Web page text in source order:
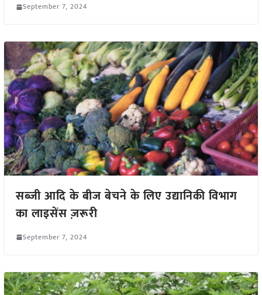
September 7, 2024
सब्जी आदि के बीज बेचने के लिए उद्यानिकी विभाग
का लाइसेंस ज़रूरी
September 7, 2024